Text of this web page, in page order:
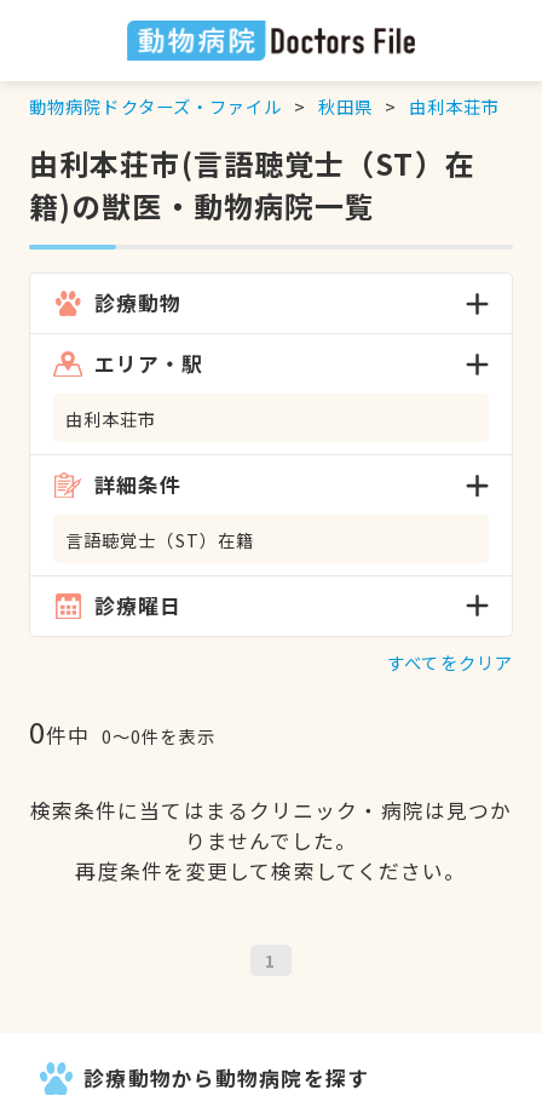
動物病院ドクターズ・ファイル 秋田県 由利本荘市
由利本荘市(言語聴覚士（ST）在
籍)の獣医・動物病院一覧
診療動物
エリア・駅
由利本荘市
詳細条件
言語聴覚士（ST）在籍
診療曜日
すべてをクリア
0件中 0〜0件を表示
検索条件に当てはまるクリニック・病院は見つか
りませんでした。
再度条件を変更して検索してください。
1
診療動物から動物病院を探す